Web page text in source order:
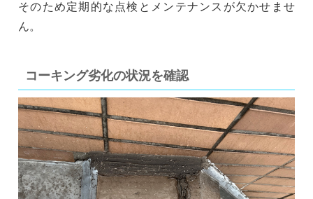
そのため定期的な点検とメンテナンスが欠かせませ
ん。
コーキング劣化の状況を確認